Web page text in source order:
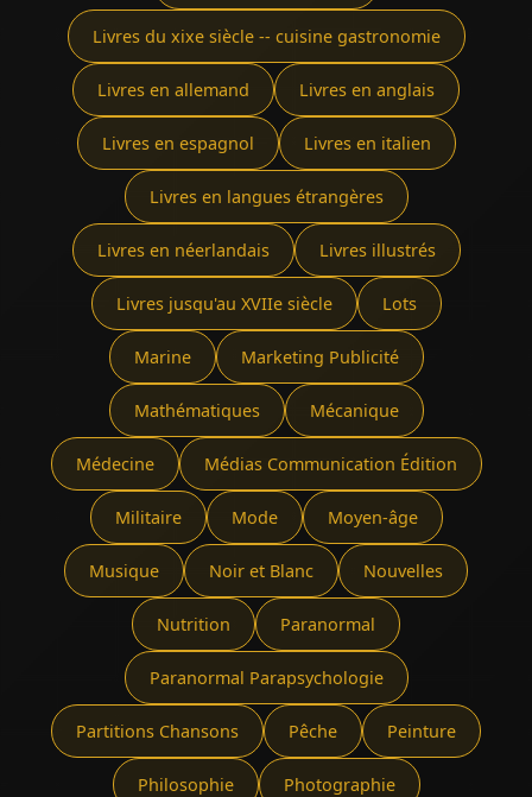
Livres du xixe siècle -- cuisine gastronomie
Livres en allemand Livres en anglais
Livres en espagnol Livres en italien
Livres en langues étrangères
Livres en néerlandais Livres illustrés
Livres jusqu'au XVIIe siècle Lots
Marine Marketing Publicité
Mathématiques Mécanique
Médecine Médias Communication Édition
Militaire Mode Moyen-âge
Musique Noir et Blanc Nouvelles
Nutrition Paranormal
Paranormal Parapsychologie
Partitions Chansons Pêche Peinture
Philosophie Photographie